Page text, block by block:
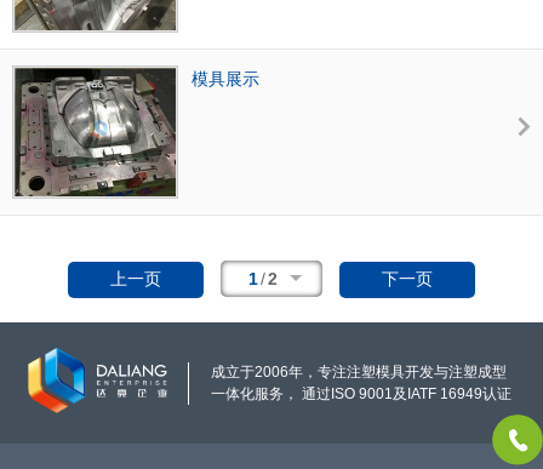
模具展示
上一页 1/2 下一页
成立于2006年，专注注塑模具开发与注塑成型
一体化服务， 通过ISO 9001及IATF 16949认证